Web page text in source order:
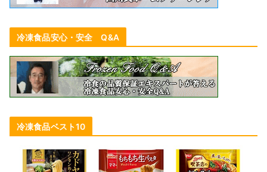
冷凍食品安心・安全 Q&A
冷凍食品ベスト10